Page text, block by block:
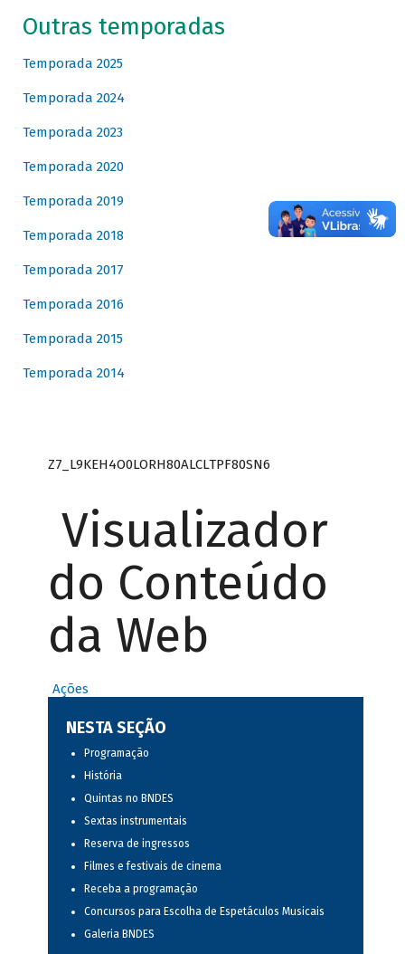
Outras temporadas
Temporada 2025
Temporada 2024
Temporada 2023
Temporada 2020
Temporada 2019
Temporada 2018
Temporada 2017
Temporada 2016
Temporada 2015
Temporada 2014
Z7_L9KEH4O0LORH80ALCLTPF80SN6
Visualizador
do Conteúdo
da Web
Ações
NESTA SEÇÃO
Programação
História
Quintas no BNDES
Sextas instrumentais
Reserva de ingressos
Filmes e festivais de cinema
Receba a programação
Concursos para Escolha de Espetáculos Musicais
Galeria BNDES